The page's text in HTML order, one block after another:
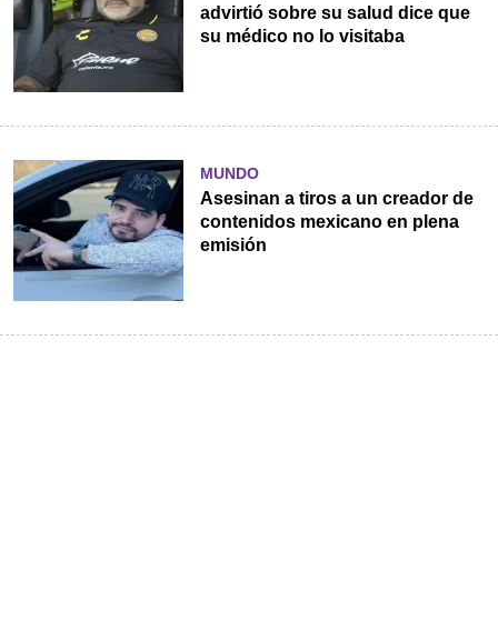
advirtió sobre su salud dice que
su médico no lo visitaba
MUNDO
Asesinan a tiros a un creador de
contenidos mexicano en plena
emisión